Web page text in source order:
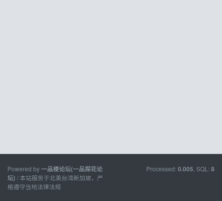
Powered by一品楼论坛(一品探花论
坛)/ 本站服务于北美台湾新加坡，严
格遵守当地法律法规
Processed: 0.005 , SQL: 8